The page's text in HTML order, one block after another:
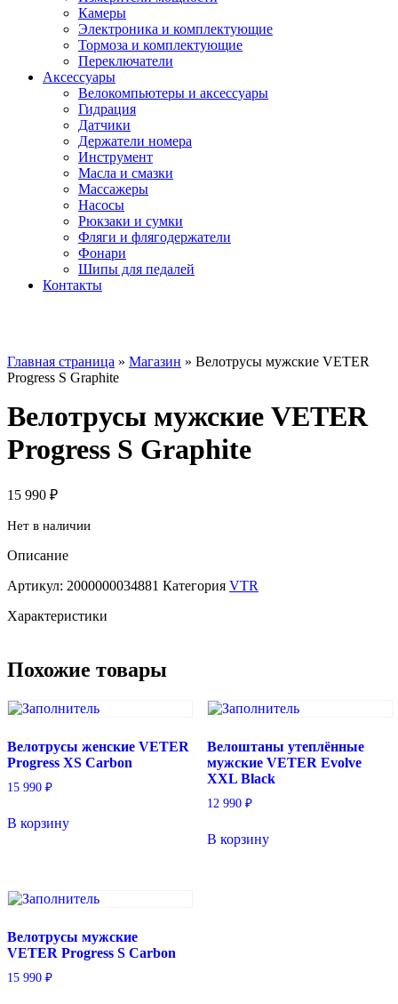
Камеры
Электроника и комплектующие
Тормоза и комплектующие
Переключатели
Аксессуары
Велокомпьютеры и аксессуары
Гидрация
Датчики
Держатели номера
Инструмент
Масла и смазки
Массажеры
Насосы
Рюкзаки и сумки
Фляги и флягодержатели
Фонари
Шипы для педалей
Контакты
Главная страница » Магазин » Велотрусы мужские VETER
Progress S Graphite
Велотрусы мужские VETER
Progress S Graphite
15 990 ₽
Нет в наличии
Описание
Артикул: 2000000034881 Категория VTR
Характеристики
Похожие товары
Велотрусы женские VETER
Progress XS Carbon
15 990 ₽
В корзину
Велоштаны утеплённые
мужские VETER Evolve
XXL Black
12 990 ₽
В корзину
Велотрусы мужские
VETER Progress S Carbon
15 990 ₽